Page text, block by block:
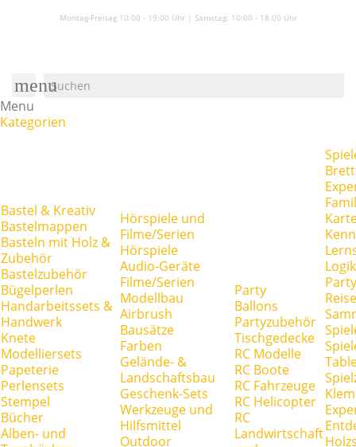
Montag-Freitag 10:00 - 19:00 Uhr | Samstag: 10:00 - 18:00 Uhr
menu
Menu
Kategorien
Bastel & Kreativ
Bastelmappen
Basteln mit Holz &
Zubehör
Bastelzubehör
Bügelperlen
Handarbeitssets &
Handwerk
Knete
Modelliersets
Papeterie
Perlensets
Stempel
Bücher
Alben- und
Hörspiele und
Filme/Serien
Hörspiele
Audio-Geräte
Filme/Serien
Modellbau
Airbrush
Bausätze
Farben
Gelände- &
Landschaftsbau
Geschenk-Sets
Werkzeuge und
Hilfsmittel
Outdoor
Party
Ballons
Partyzubehör
Tischgedecke
RC Modelle
RC Boote
RC Fahrzeuge
RC Helicopter
RC
Landwirtschaft